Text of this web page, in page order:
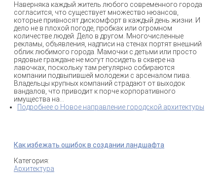
Наверняка каждый житель любого современного города
согласится, что существует множество нюансов,
которые привносят дискомфорт в каждый день жизни. И
дело не в плохой погоде, пробках или огромном
количестве людей. Дело в другом. Многочисленные
рекламы, объявления, надписи на стенах портят внешний
облик любимого города. Мамочки с детьми или просто
рядовые граждане не могут посидеть в сквере на
лавочках, поскольку там регулярно собираются
компании подвыпившей молодежи с арсеналом пива.
Владельцы крупных компаний страдают от выходок
вандалов, что приводит к порче корпоративного
имущества на...
Подробнее о Новое направление городской архитектуры
Как избежать ошибок в создании ландшафта
Категория:
Архитектура